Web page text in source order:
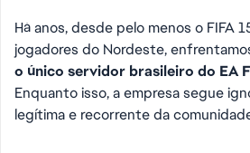
Há anos, desde pelo menos o FIFA
jogadores do Nordeste,
o único servidor brasileiro do EA
Enquanto isso, a empresa segue
legítima e recorrente da